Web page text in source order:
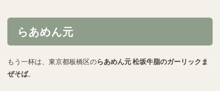
らあめん元
もう一杯は、東京都板橋区のらあめん元 松坂牛脂のガーリックま
ぜそば。